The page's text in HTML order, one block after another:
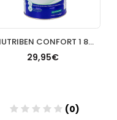
NUTRIBEN CONFORT 1 800G AC/AE
29,95€
(0)